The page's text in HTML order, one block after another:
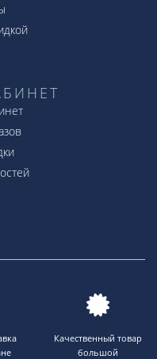
Качественный товар
большой